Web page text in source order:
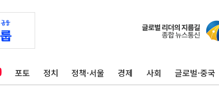
포토 정치 정책·서울 경제 사회 글로벌·중국